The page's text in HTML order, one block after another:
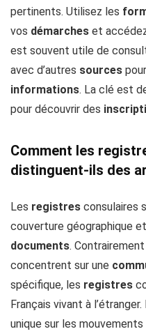
pertinents. Utilisez les
vos démarches et
est souvent utile de
avec d’autres sources
informations. La clé est
pour découvrir des
Comment les
distinguent-ils des
Les registres consulaires
couverture géographique
documents.
concentrent sur une
spécifique, les registres
Français vivant à
unique sur les